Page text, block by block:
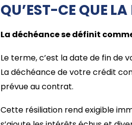
QU’EST-CE QUE
La déchéance se définit
Le terme, c’est la date de fin de
La déchéance de votre crédit
prévue au contrat.
Cette résiliation rend exigible